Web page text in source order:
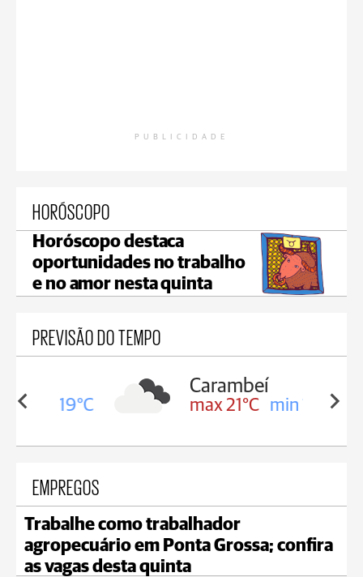
PUBLICIDADE
HORÓSCOPO
Horóscopo destaca
oportunidades no trabalho
e no amor nesta quinta
PREVISÃO DO TEMPO
19°C
Carambeí
max 21°C min 18°C
EMPREGOS
Trabalhe como trabalhador
agropecuário em Ponta Grossa; confira
as vagas desta quinta